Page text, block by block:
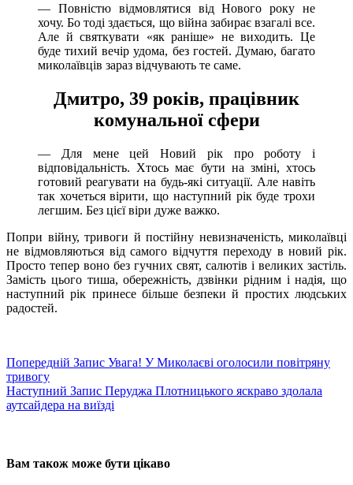
— Повністю відмовлятися від Нового року не
хочу. Бо тоді здається, що війна забирає взагалі все.
Але й святкувати «як раніше» не виходить. Це
буде тихий вечір удома, без гостей. Думаю, багато
миколаївців зараз відчувають те саме.
Дмитро, 39 років, працівник
комунальної сфери
— Для мене цей Новий рік про роботу і
відповідальність. Хтось має бути на зміні, хтось
готовий реагувати на будь-які ситуації. Але навіть
так хочеться вірити, що наступний рік буде трохи
легшим. Без цієї віри дуже важко.
Попри війну, тривоги й постійну невизначеність, миколаївці
не відмовляються від самого відчуття переходу в новий рік.
Просто тепер воно без гучних свят, салютів і великих застіль.
Замість цього тиша, обережність, дзвінки рідним і надія, що
наступний рік принесе більше безпеки й простих людських
радостей.
Попередній Запис Увага! У Миколаєві оголосили повітряну
тривогу
Наступний Запис Перуджа Плотницького яскраво здолала
аутсайдера на виїзді
Вам також може бути цікаво